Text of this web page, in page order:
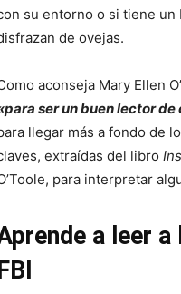
su entorno o si tiene un
de ovejas.
aconseja Mary Ellen
ser un buen lector
llegar más a fondo de
extraídas del libro
para interpretar
a leer